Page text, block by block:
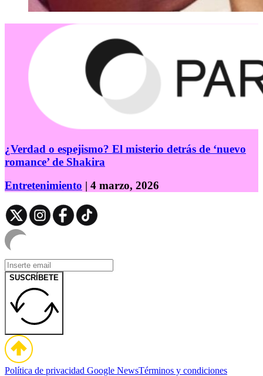
¿Verdad o espejismo? El misterio detrás de ‘nuevo
romance’ de Shakira
Entretenimiento | 4 marzo, 2026
SUSCRÍBETE
Política de privacidad Google NewsTérminos y condiciones